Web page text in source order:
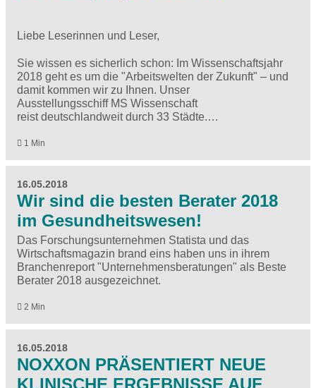
Liebe Leserinnen und Leser,
Sie wissen es sicherlich schon: Im Wissenschaftsjahr
2018 geht es um die "Arbeitswelten der Zukunft" – und
damit kommen wir zu Ihnen. Unser
Ausstellungsschiff MS Wissenschaft
reist deutschlandweit durch 33 Städte.…
1 Min
16.05.2018
Wir sind die besten Berater 2018
im Gesundheitswesen!
Das Forschungsunternehmen Statista und das
Wirtschaftsmagazin brand eins haben uns in ihrem
Branchenreport "Unternehmensberatungen" als Beste
Berater 2018 ausgezeichnet.
2 Min
16.05.2018
NOXXON PRÄSENTIERT NEUE
KLINISCHE ERGEBNISSE AUF